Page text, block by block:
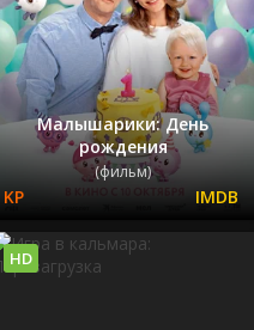
Малышарики: День
рождения
(фильм)
HD